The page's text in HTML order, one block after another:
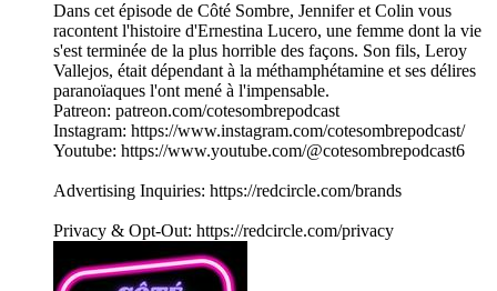
Dans cet épisode de Côté Sombre, Jennifer et Colin vous
racontent l'histoire d'Ernestina Lucero, une femme dont la vie
s'est terminée de la plus horrible des façons. Son fils, Leroy
Vallejos, était dépendant à la méthamphétamine et ses délires
paranoïaques l'ont mené à l'impensable.
Patreon: patreon.com/cotesombrepodcast
Instagram: https://www.instagram.com/cotesombrepodcast/
Youtube: https://www.youtube.com/@cotesombrepodcast6
Advertising Inquiries: https://redcircle.com/brands
Privacy & Opt-Out: https://redcircle.com/privacy